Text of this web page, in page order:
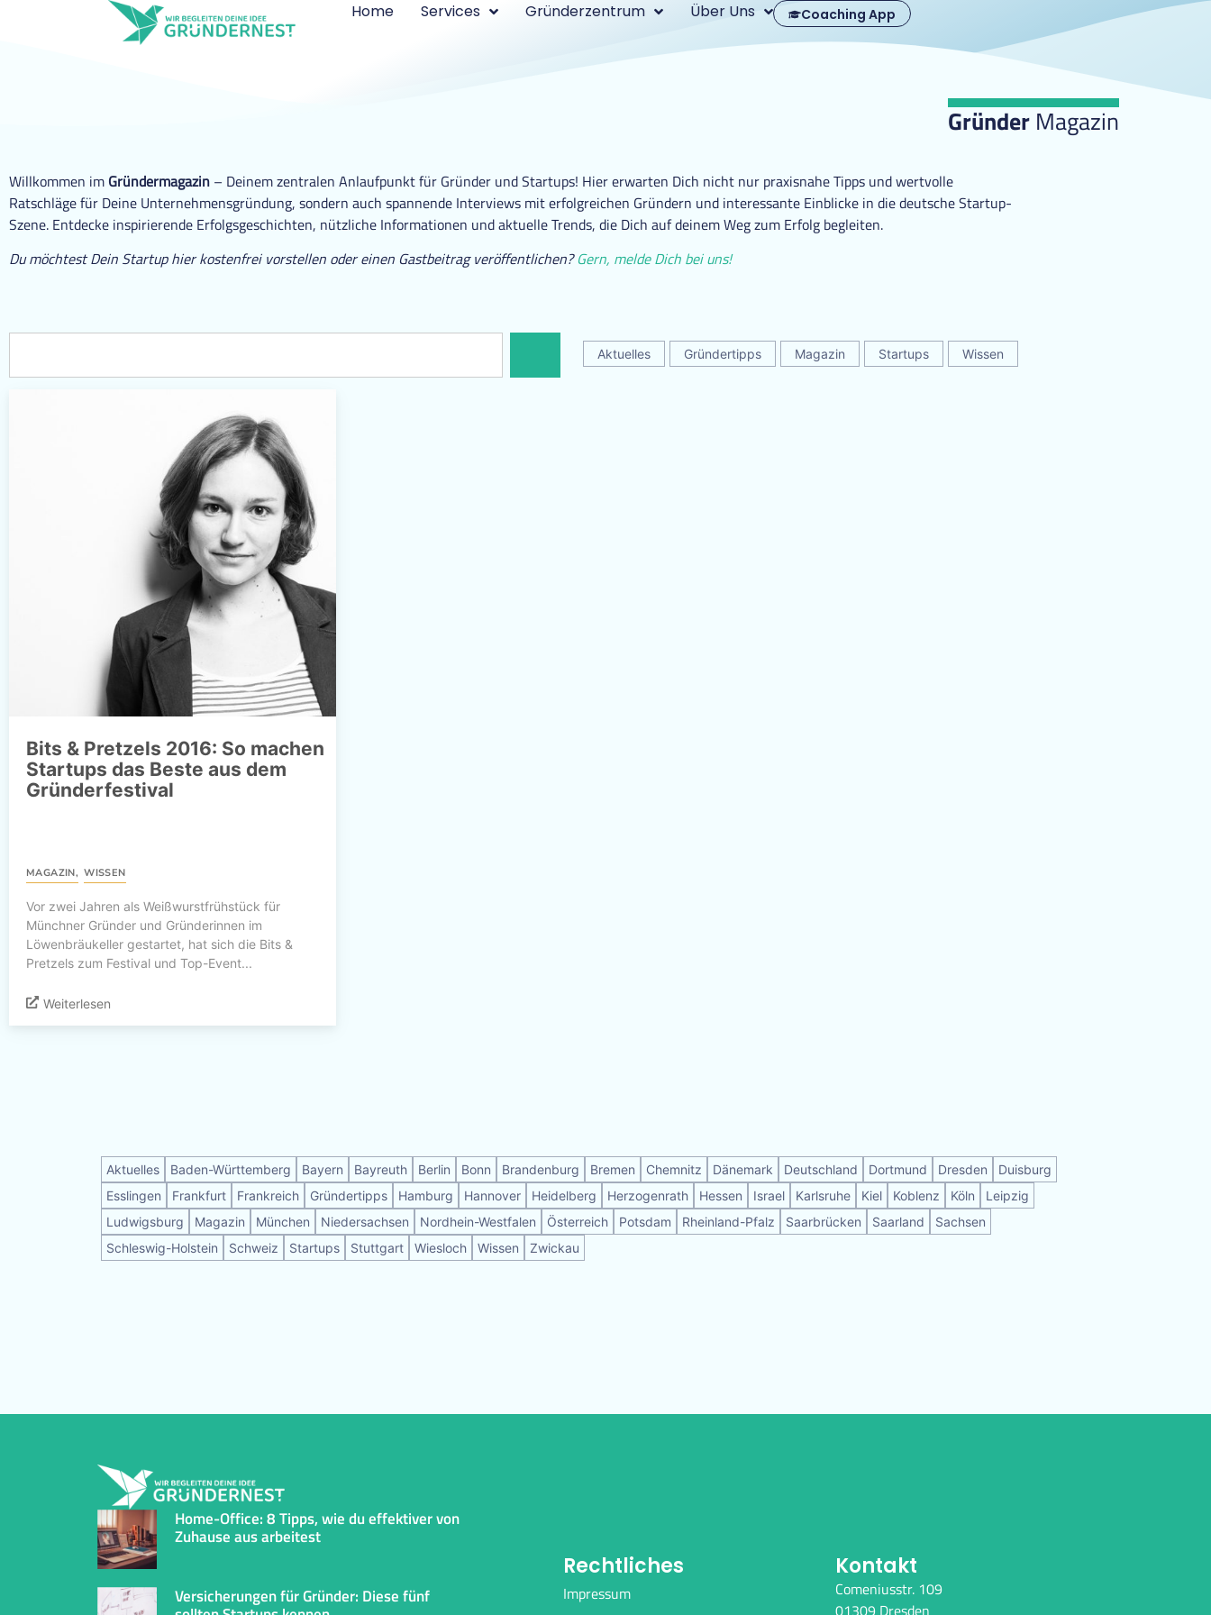
Home Services Gründerzentrum Über Uns Coaching App
Gründer Magazin
Willkommen im Gründermagazin – Deinem zentralen Anlaufpunkt für Gründer und Startups! Hier erwarten Dich nicht nur praxisnahe Tipps und wertvolle
Ratschläge für Deine Unternehmensgründung, sondern auch spannende Interviews mit erfolgreichen Gründern und interessante Einblicke in die deutsche Startup-
Szene. Entdecke inspirierende Erfolgsgeschichten, nützliche Informationen und aktuelle Trends, die Dich auf deinem Weg zum Erfolg begleiten.
Du möchtest Dein Startup hier kostenfrei vorstellen oder einen Gastbeitrag veröffentlichen?Gern, melde Dich bei uns!
Aktuelles Gründertipps Magazin Startups Wissen
Bits & Pretzels 2016: So machen
Startups das Beste aus dem
Gründerfestival
MAGAZIN, WISSEN
Vor zwei Jahren als Weißwurstfrühstück für
Münchner Gründer und Gründerinnen im
Löwenbräukeller gestartet, hat sich die Bits &
Pretzels zum Festival und Top-Event...
Weiterlesen
Aktuelles Baden-Württemberg Bayern Bayreuth Berlin Bonn Brandenburg Bremen Chemnitz Dänemark Deutschland Dortmund Dresden
Duisburg
Esslingen
Frankfurt Frankreich Gründertipps Hamburg Hannover Heidelberg Herzogenrath Hessen Israel Karlsruhe Kiel Koblenz Köln
Leipzig
Ludwigsburg
Magazin München Niedersachsen Nordhein-Westfalen Österreich Potsdam Rheinland-Pfalz Saarbrücken Saarland
Sachsen
Schleswig-Holstein
Schweiz Startups Stuttgart Wiesloch Wissen Zwickau
Home-Office: 8 Tipps, wie du effektiver von
Zuhause aus arbeitest
Versicherungen für Gründer: Diese fünf
Rechtliches
Impressum
Kontakt
Comeniusstr. 109
01309 Dresden